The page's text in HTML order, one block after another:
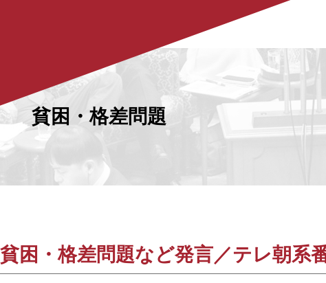
貧困・格差問題
貧困・格差問題など発言／テレ朝系